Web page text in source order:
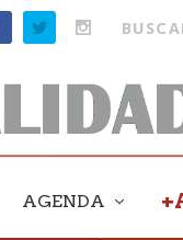
AGENDA